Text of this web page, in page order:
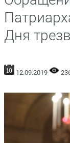
Дня
12.09.2019